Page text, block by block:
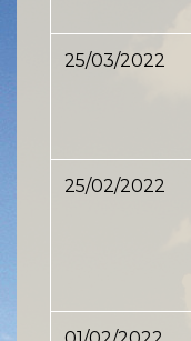
25/03/2022
25/02/2022